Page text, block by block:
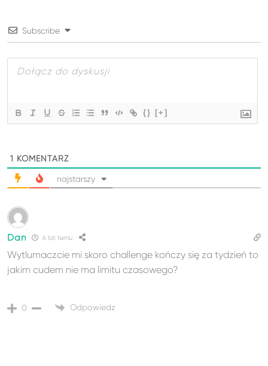
Subscribe
{} [+]
1 KOMENTARZ
najstarszy
Dan 6 lat temu
Wytlumaczcie mi skoro challenge kończy się za tydzień to
jakim cudem nie ma limitu czasowego?
0 Odpowiedz